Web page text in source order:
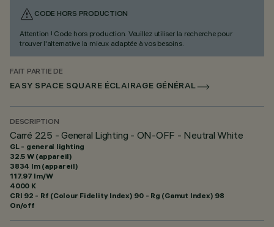
CODE HORS PRODUCTION
Attention ! Code hors production. Veuillez utiliser la recherche pour
trouver l'alternative la mieux adaptée à vos besoins.
FAIT PARTIE DE
EASY SPACE SQUARE ÉCLAIRAGE GÉNÉRAL
DESCRIPTION
Carré 225 - General Lighting - ON-OFF - Neutral White
GL - general lighting
32.5 W (appareil)
3834 lm (appareil)
117.97 lm/W
4000 K
CRI 92 - Rf (Colour Fidelity Index) 90 - Rg (Gamut Index) 98
On/off